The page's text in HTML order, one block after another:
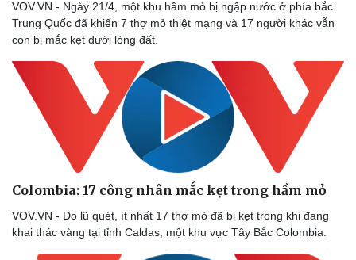
VOV.VN - Ngày 21/4, một khu hầm mỏ bị ngập nước ở phía bắc
Trung Quốc đã khiến 7 thợ mỏ thiệt mạng và 17 người khác vẫn
còn bị mắc kẹt dưới lòng đất.
Colombia: 17 công nhân mắc kẹt trong hầm mỏ
VOV.VN - Do lũ quét, ít nhất 17 thợ mỏ đã bị kẹt trong khi đang
khai thác vàng tại tỉnh Caldas, một khu vực Tây Bắc Colombia.